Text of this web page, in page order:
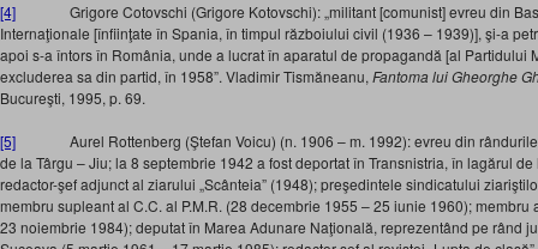
[4] Grigore Cotovschi (Grigore Kotovschi): „militant [comunist] evreu din
Internaţionale [înfiinţate în Spania, în timpul războiului civil (1936 – 1939)], şi-a
apoi s-a întors în România, unde a lucrat în aparatul de propagandă [al Partidului
excluderea sa din partid, în 1958”. Vladimir Tismăneanu, Fantoma lui Gheorghe
Bucureşti, 1995, p. 69.
[5] Aurel Rottenberg (Ştefan Voicu) (n. 1906 – m. 1992): evreu din rândurile
de la Târgu – Jiu; la 8 septembrie 1942 a fost deportat în Transnistria, în lagărul
redactor-şef adjunct al ziarului „Scânteia” (1948); preşedintele sindicatului
membru supleant al C.C. al P.M.R. (28 decembrie 1955 – 25 iunie 1960); membru
23 noiembrie 1984); deputat în Marea Adunare Naţională, reprezentând pe rând